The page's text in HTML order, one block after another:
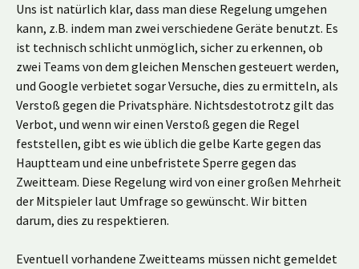
Uns ist natürlich klar, dass man diese Regelung umgehen
kann, z.B. indem man zwei verschiedene Geräte benutzt. Es
ist technisch schlicht unmöglich, sicher zu erkennen, ob
zwei Teams von dem gleichen Menschen gesteuert werden,
und Google verbietet sogar Versuche, dies zu ermitteln, als
Verstoß gegen die Privatsphäre. Nichtsdestotrotz gilt das
Verbot, und wenn wir einen Verstoß gegen die Regel
feststellen, gibt es wie üblich die gelbe Karte gegen das
Hauptteam und eine unbefristete Sperre gegen das
Zweitteam. Diese Regelung wird von einer großen Mehrheit
der Mitspieler laut Umfrage so gewünscht. Wir bitten
darum, dies zu respektieren.
Eventuell vorhandene Zweitteams müssen nicht gemeldet